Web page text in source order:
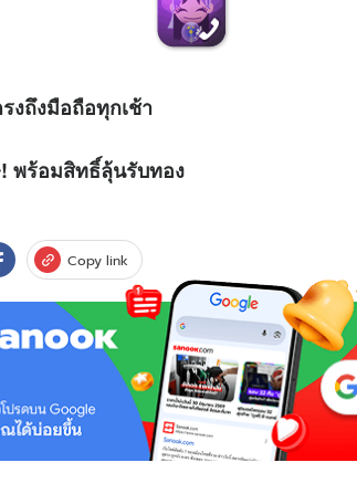
งถึงมือถือทุกเช้า
! พร้อมสิทธิ์ลุ้นรับทอง
Copy link